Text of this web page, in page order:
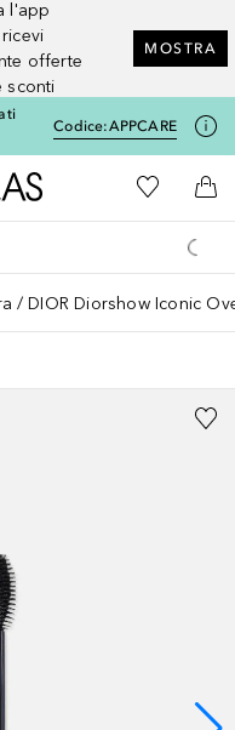
l'app
offerte
sconti
MOSTRA
Codice:APPCARE
A Douglas HomeAlla Mia
Al
DIOR Diorshow Iconic